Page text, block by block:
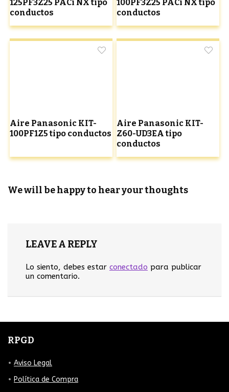
125PF3Z25 PACi NX tipo
conductos
100PF3Z25 PACi NX tipo
conductos
Aire Panasonic KIT-
100PF1Z5 tipo conductos
Aire Panasonic KIT-
Z60-UD3EA tipo
conductos
We will be happy to hear your thoughts
LEAVE A REPLY
Lo siento, debes estar conectado para publicar
un comentario.
RPGD
Aviso Legal
Política de Compra